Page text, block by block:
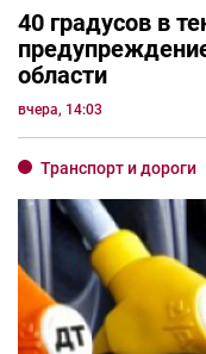
40 градусов в
области
вчера, 14:03
Транспорт и дороги